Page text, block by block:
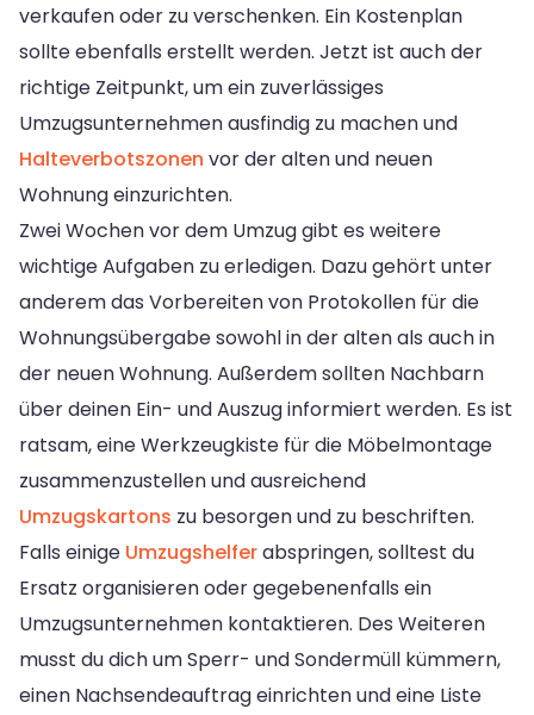
verkaufen oder zu verschenken. Ein Kostenplan
sollte ebenfalls erstellt werden. Jetzt ist auch der
richtige Zeitpunkt, um ein zuverlässiges
Umzugsunternehmen ausfindig zu machen und
Halteverbotszonen vor der alten und neuen
Wohnung einzurichten.
Zwei Wochen vor dem Umzug gibt es weitere
wichtige Aufgaben zu erledigen. Dazu gehört unter
anderem das Vorbereiten von Protokollen für die
Wohnungsübergabe sowohl in der alten als auch in
der neuen Wohnung. Außerdem sollten Nachbarn
über deinen Ein- und Auszug informiert werden. Es ist
ratsam, eine Werkzeugkiste für die Möbelmontage
zusammenzustellen und ausreichend
Umzugskartons zu besorgen und zu beschriften.
Falls einige Umzugshelferabspringen, solltest du
Ersatz organisieren oder gegebenenfalls ein
Umzugsunternehmen kontaktieren. Des Weiteren
musst du dich um Sperr- und Sondermüll kümmern,
einen Nachsendeauftrag einrichten und eine Liste